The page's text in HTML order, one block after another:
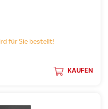
für Sie bestellt!
KAUFEN